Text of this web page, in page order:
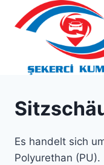
Inhalt
Es handelt sich
Polyurethan (PU).